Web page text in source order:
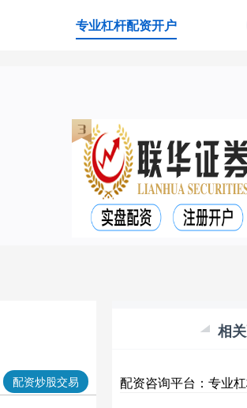
专业杠杆配资开户
配资炒股交易
相
配资咨询平台：专业